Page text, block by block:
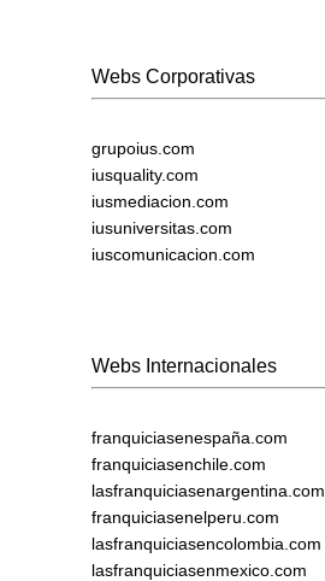
Webs Corporativas
grupoius.com
iusquality.com
iusmediacion.com
iusuniversitas.com
iuscomunicacion.com
Webs Internacionales
franquiciasenespaña.com
franquiciasenchile.com
lasfranquiciasenargentina.com
franquiciasenelperu.com
lasfranquiciasencolombia.com
lasfranquiciasenmexico.com